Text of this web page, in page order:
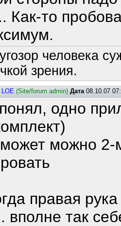
Как-то
человека
зрения.
LOE (Site/forum admin) Дата08.10.07
одно
можно
правая
вполне так